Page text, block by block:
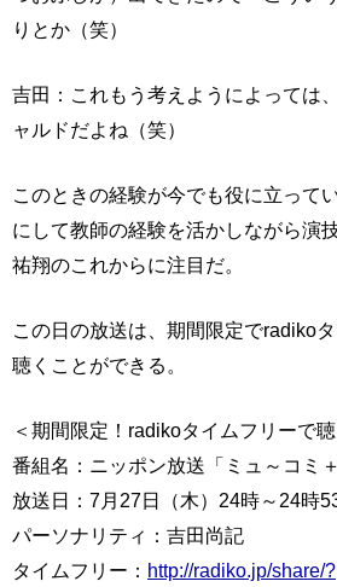
りとか（笑）
吉田：これもう考えようによっては
ャルドだよね（笑）
このときの経験が今でも役に立って
にして教師の経験を活かしながら演
祐翔のこれからに注目だ。
この日の放送は、期間限定でradiko
聴くことができる。
＜期間限定！radikoタイムフリーで聴
番組名：ニッポン放送「ミュ～コミ＋
放送日：7月27日（木）24時～24時
パーソナリティ：吉田尚記
タイムフリー： http://radiko.jp/share/?